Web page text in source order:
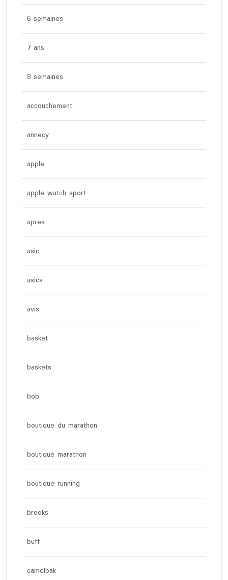
6 semaines
7 ans
8 semaines
accouchement
annecy
apple
apple watch sport
apres
asic
asics
avis
basket
baskets
bob
boutique du marathon
boutique marathon
boutique running
brooks
buff
camelbak